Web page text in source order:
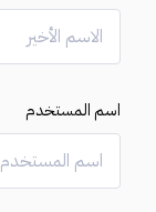
اسم المستخدم